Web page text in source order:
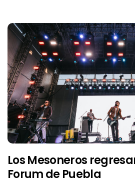
Los Mesoneros
Forum de Puebla